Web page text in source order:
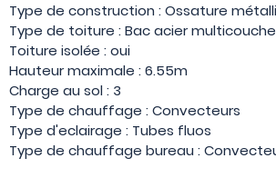
Type de construction : Ossature
Type de toiture : Bac acier
Toiture isolée : oui
Hauteur maximale : 6.55m
Charge au sol : 3
Type de chauffage : Convecteurs
Type d'eclairage : Tubes fluos
Type de chauffage bureau :